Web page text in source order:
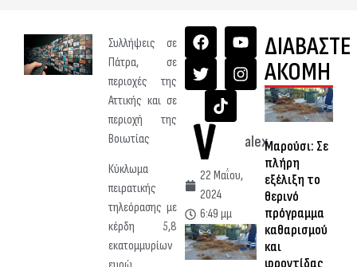
Συλλήψεις σε
Πάτρα, σε
περιοχές της
Αττικής και σε
περιοχή της
Βοιωτίας
Κύκλωμα
πειρατικής
τηλεόρασης με
κέρδη 5,8
εκατομμυρίων
alex
22 Μαΐου,
2024
6:49 μμ
ΔΙΑΒΑΣΤΕ
ΑΚΟΜΗ
Μαρούσι: Σε
πλήρη
εξέλιξη το
θερινό
πρόγραμμα
καθαρισμού
και
φροντίδας